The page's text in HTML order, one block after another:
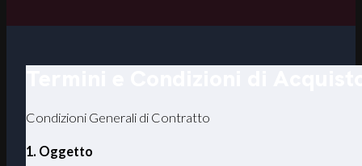
Condizioni Generali di Contratto
1. Oggetto